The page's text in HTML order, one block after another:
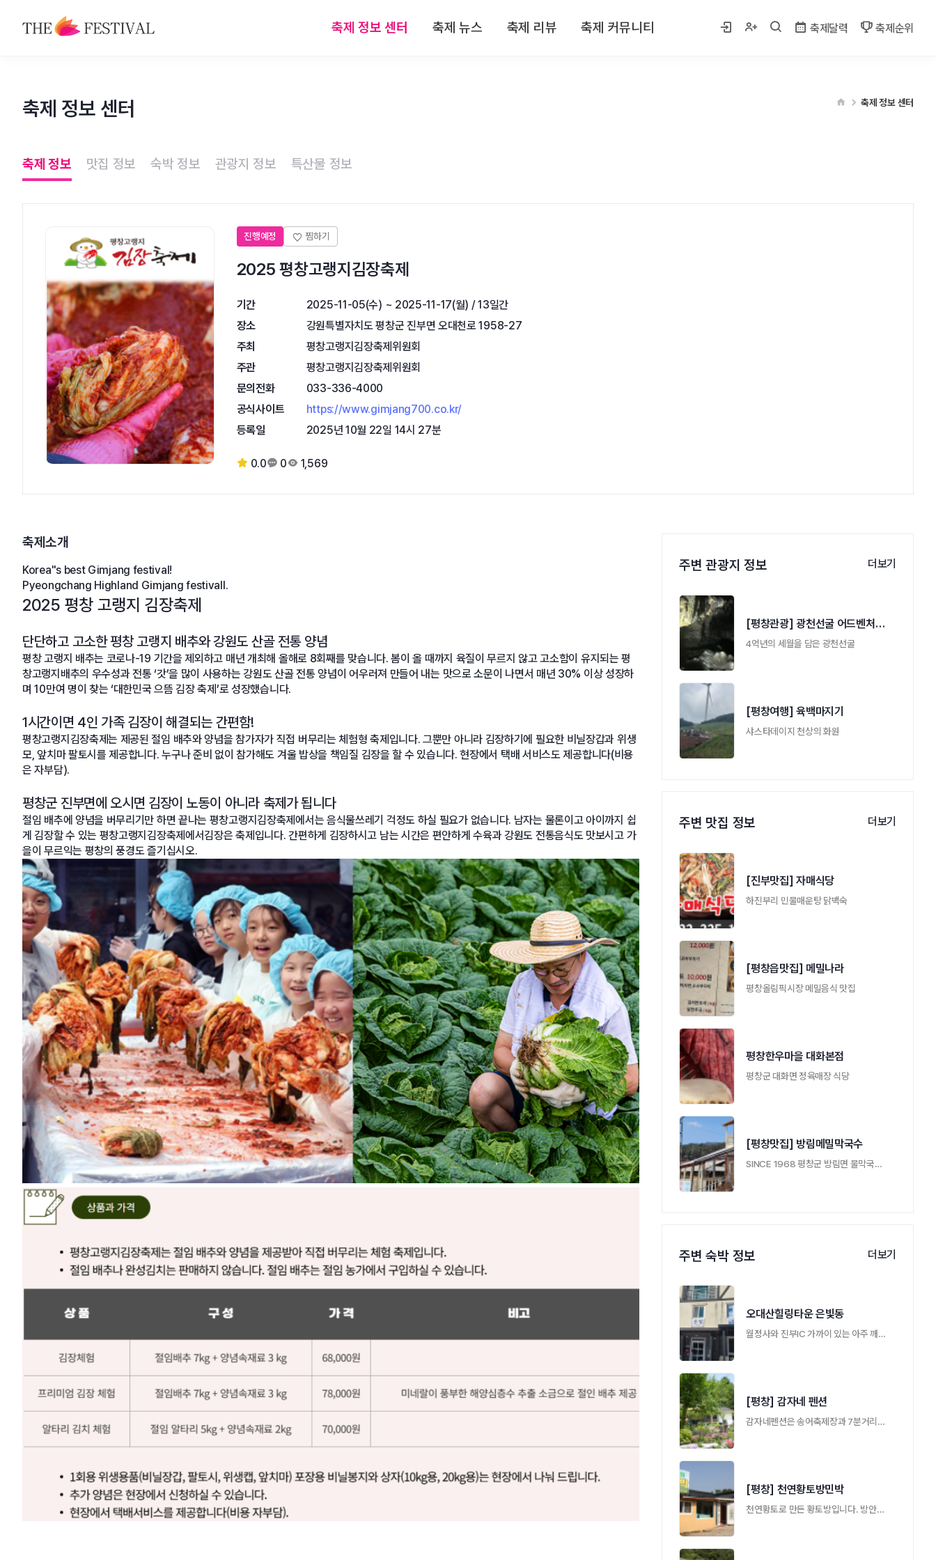
축제 정보 센터 축제 뉴스 축제 리뷰 축제 커뮤니티 축제달력 축제순위
관광지 정보
축제 정보 센터 축제 정보 센터
축제 정보 맛집 정보 숙박 정보 관광지 정보 특산물 정보
진행예정
2025 평창고랭지김장축제
기간
2025-11-05(수) ~ 2025-11-17(월) / 13일간
장소
강원특별자치도 평창군 진부면 오대천로 1958-27
주최
평창고랭지김장축제위원회
주관
평창고랭지김장축제위원회
문의전화
033-336-4000
공식사이트
https://www.gimjang700.co.kr/
등록일
2025년 10월 22일 14시 27분
0.0 0 1,569
축제소개
Korea"s best Gimjang festival!
Pyeongchang Highland Gimjang festivall.
2025 평창 고랭지 김장축제
단단하고 고소한 평창 고랭지 배추와 강원도 산골 전통 양념
평창 고랭지 배추는 코로나-19 기간을 제외하고 매년 개최해 올해로 8회째를 맞습니다. 봄이 올 때까지 육질이 무르지 않고 고소함이 유지되는 평
창고랭지배추의 우수성과 전통 ‘갓’을 많이 사용하는 강원도 산골 전통 양념이 어우러져 만들어 내는 맛으로 소문이 나면서 매년 30% 이상 성장하
며 10만여 명이 찾는 ‘대한민국 으뜸 김장 축제’로 성장했습니다.
1시간이면 4인 가족 김장이 해결되는 간편함!
평창고랭지김장축제는 제공된 절임 배추와 양념을 참가자가 직접 버무리는 체험형 축제입니다. 그뿐만 아니라 김장하기에 필요한 비닐장갑과 위생
모, 앞치마 팔토시를 제공합니다. 누구나 준비 없이 참가해도 겨울 밥상을 책임질 김장을 할 수 있습니다. 현장에서 택배 서비스도 제공합니다(비용
은 자부담).
평창군 진부면에 오시면 김장이 노동이 아니라 축제가 됩니다
절임 배추에 양념을 버무리기만 하면 끝나는 평창고랭지김장축제에서는 음식물쓰레기 걱정도 하실 필요가 없습니다. 남자는 물론이고 아이까지 쉽
게 김장할 수 있는 평창고랭지김장축제에서김장은 축제입니다. 간편하게 김장하시고 남는 시간은 편안하게 수육과 강원도 전통음식도 맛보시고 가
을이 무르익는 평창의 풍경도 즐기십시오.
주변 관광지 정보 더보기
[평창관광] 광천선굴 어드벤처 테마파크
4억년의 세월을 담은 광천선굴
[평창여행] 육백마지기
샤스타데이지 천상의 화원
주변 맛집 정보 더보기
[진부맛집] 자매식당
하진부리 민물매운탕 닭백숙
[평창읍맛집] 메밀나라
평창올림픽시장 메밀음식 맛집
평창한우마을 대화본점
평창군 대화면 정육매장 식당
[평창맛집] 방림메밀막국수
SINCE 1968 평창군 방림면 물막국수맛집
주변 숙박 정보 더보기
오대산힐링타운 은빛동
월정사와 진부IC 가까이 있는 아주 깨끗하고 …
[평창] 감자네 펜션
감자네펜션은 송어축제장과 7분거리에있으며 …
[평창] 천연황토방민박
천연황토로 만든 황토방입니다. 방안이 한겨 …